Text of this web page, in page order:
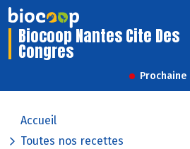
Biocoop Nantes Cite Des
Congres
Accueil
Toutes nos recettes